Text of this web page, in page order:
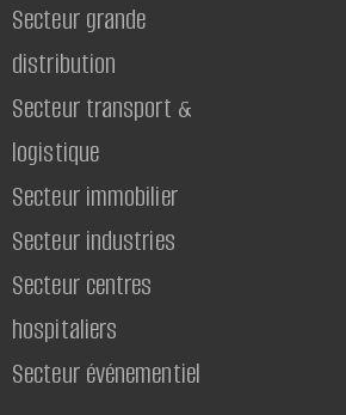
Secteur grande
distribution
Secteur transport &
logistique
Secteur immobilier
Secteur industries
Secteur centres
hospitaliers
Secteur événementiel